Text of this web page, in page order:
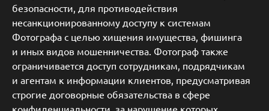
безопасности, для противодействия
несанкционированному доступу к системам
Фотографа с целью хищения имущества, фишинга
и иных видов мошенничества. Фотограф также
ограничивается доступ сотрудникам, подрядчикам
и агентам к информации клиентов, предусматривая
строгие договорные обязательства в сфере
конфиденциальности, за нарушение которых